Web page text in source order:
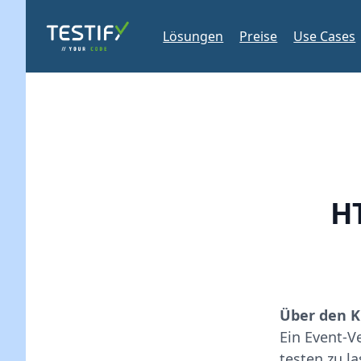
Lösungen Preise Use Cases
Über den
Ein Event-